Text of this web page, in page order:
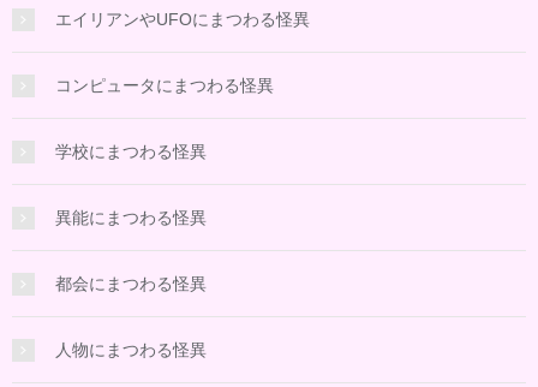
エイリアンやUFOにまつわる怪異
コンピュータにまつわる怪異
学校にまつわる怪異
異能にまつわる怪異
都会にまつわる怪異
人物にまつわる怪異